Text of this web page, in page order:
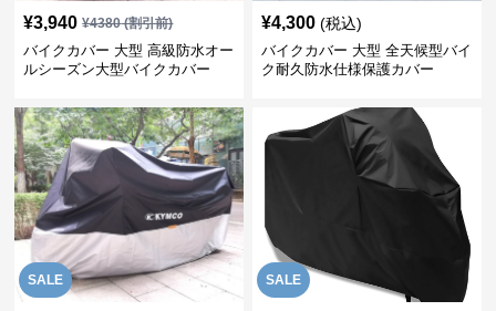
¥3,940 ¥4380(割引前)
バイクカバー 大型 高級防水オー
ルシーズン大型バイクカバー
¥4,300 (税込)
バイクカバー 大型 全天候型バイ
ク耐久防水仕様保護カバー
SALE SALE